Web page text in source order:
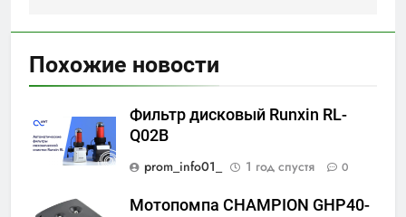
Похожие новости
Фильтр дисковый Runxin RL-
Q02B
prom_info01_
1 год спустя 0
Мотопомпа CHAMPION GHP40-